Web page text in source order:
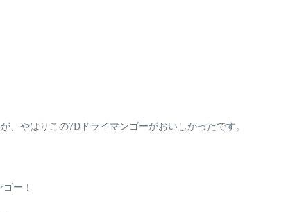
、 やはりこの7Dドライマンゴーがおいしかったです。
ー！